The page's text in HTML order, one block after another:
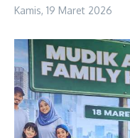
Kamis, 19 Maret 2026